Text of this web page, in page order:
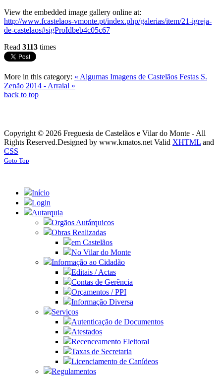
View the embedded image gallery online at:
http://www.fcastelaos-vmonte.pt/index.php/galerias/item/21-igreja-
de-castelaos#sigProIdbeb4c05c67
Read 3113 times
More in this category: « Algumas Imagens de Castelãos Festas S.
Zenão 2014 - Arraial »
back to top
Copyright © 2026 Freguesia de Castelãos e Vilar do Monte - All
Rights Reserved.Designed by www.kmatos.net Valid XHTML and
CSS
Goto Top
Início
Login
Autarquia
Orgãos Autárquicos
Obras Realizadas
em Castelãos
No Vilar do Monte
Informação ao Cidadão
Editais / Actas
Contas de Gerência
Orçamentos / PPI
Informação Diversa
Serviços
Autenticação de Documentos
Atestados
Recenceamento Eleitoral
Taxas de Secretaria
Licenciamento de Canídeos
Regulamentos